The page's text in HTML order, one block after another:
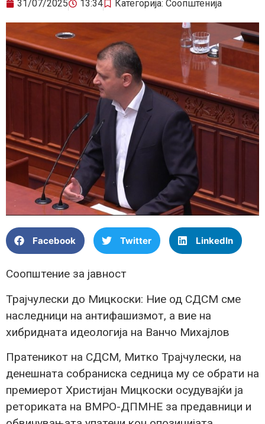
31/07/2025 13:34 Категорија: Соопштенија
Facebook Twitter LinkedIn
Соопштение за јавност
Трајчулески до Мицкоски: Ние од СДСМ сме
наследници на антифашизмот, а вие на
хибридната идеологија на Ванчо Михајлов
Пратеникот на СДСМ, Митко Трајчулески, на
денешната собраниска седница му се обрати на
премиерот Христијан Мицкоски осудувајќи ја
реториката на ВМРО-ДПМНЕ за предавници и